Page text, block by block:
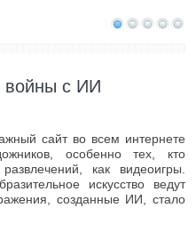
войны с ИИ
сайт во всем интернете
особенно тех, кто
как видеоигры.
искусство ведут
созданные ИИ, стало